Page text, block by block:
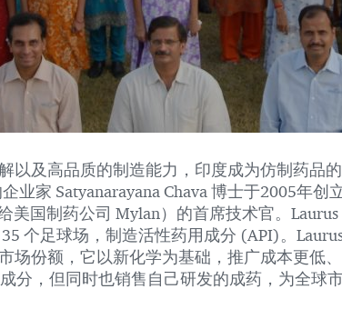
以及高品质的制造能力，印度成为仿制药品的
业家 Satyanarayana Chava 博士于2005年创
美国制药公司 Mylan）的首席技术官。
个足球场，制造活性药用成分 (API)。Laurus
场份额，它以新化学为基础，推广成本更低
分，但同时也销售自己研发的成药，为全球